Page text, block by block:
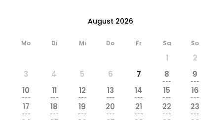
August 2026
Mo Di Mi Do Fr Sa So
1
2
3
4 5 6 7 8
---
9
---
10
---
11
---
12
---
13
---
14
---
15
---
16
---
17
---
18
---
19
---
20
---
21
---
22
---
23
---